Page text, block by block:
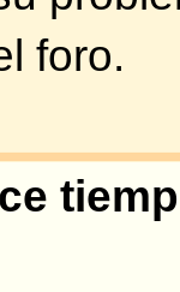
a los
con
la lista!
que el